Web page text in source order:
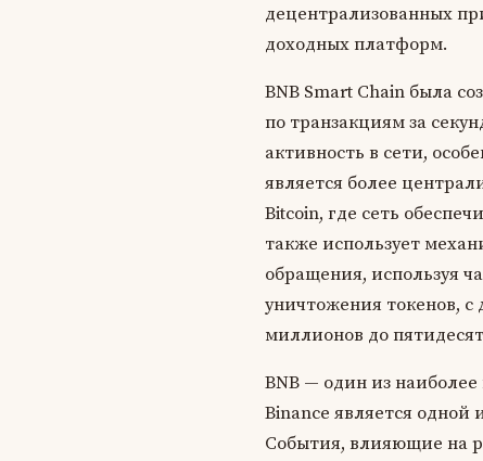
децентрализованных
доходных платформ.
BNB Smart Chain была
по транзакциям за
активность в сети,
является более
Bitcoin, где сеть
также использует
обращения, используя
уничтожения токенов,
миллионов до
BNB — один из
Binance является
События, влияющие на